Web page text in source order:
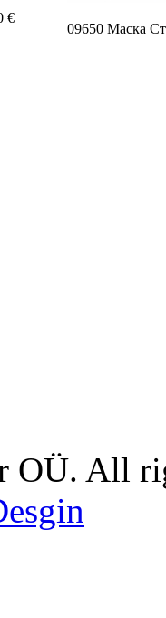
€
09650 Маска
OÜ. All